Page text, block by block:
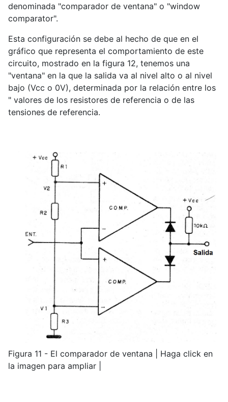
denominada "comparador de ventana" o "window
comparator".
Esta configuración se debe al hecho de que en el
gráfico que representa el comportamiento de este
circuito, mostrado en la figura 12, tenemos una
"ventana" en la que la salida va al nivel alto o al nivel
bajo (Vcc o 0V), determinada por la relación entre los
" valores de los resistores de referencia o de las
tensiones de referencia.
Figura 11 - El comparador de ventana | Haga click en
la imagen para ampliar |